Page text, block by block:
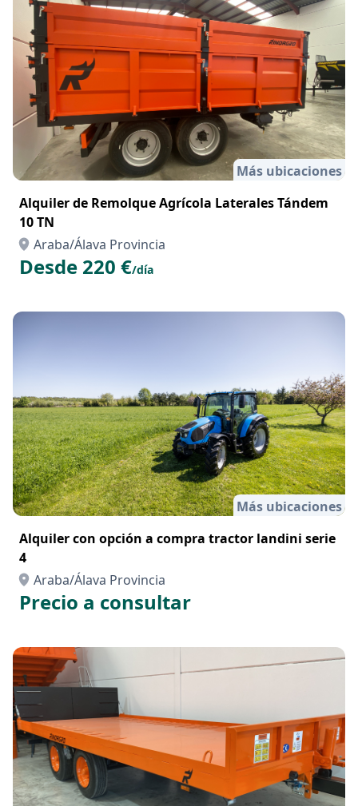
Más ubicaciones
Alquiler de Remolque Agrícola Laterales Tándem
10 TN
Araba/Álava Provincia
Desde 220 €/día
Más ubicaciones
Alquiler con opción a compra tractor landini serie
4
Araba/Álava Provincia
Precio a consultar